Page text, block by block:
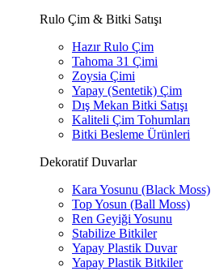
Rulo Çim & Bitki Satışı
Hazır Rulo Çim
Tahoma 31 Çimi
Zoysia Çimi
Yapay (Sentetik) Çim
Dış Mekan Bitki Satışı
Kaliteli Çim Tohumları
Bitki Besleme Ürünleri
Dekoratif Duvarlar
Kara Yosunu (Black Moss)
Top Yosun (Ball Moss)
Ren Geyiği Yosunu
Stabilize Bitkiler
Yapay Plastik Duvar
Yapay Plastik Bitkiler